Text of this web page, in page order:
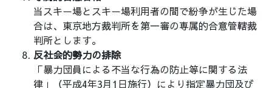
当スキー場とスキー場利用者の間で紛争が生じた場
合は、東京地方裁判所を第一審の専属的合意管轄裁
判所とします。
反社会的勢力の排除
「暴力団員による不当な行為の防止等に関する法
律」（平成4年3月1日施行）により指定暴力団及び